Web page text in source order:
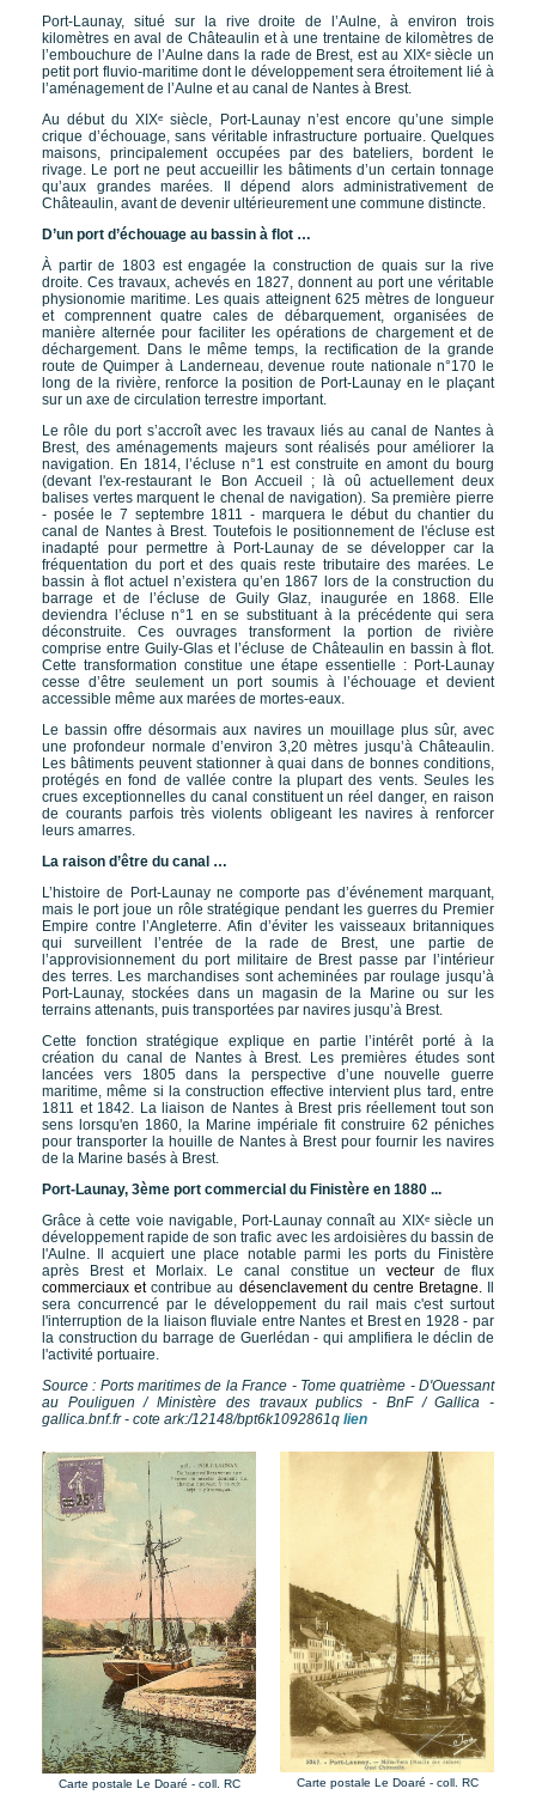
Port-Launay, situé sur la rive droite de l’Aulne, à environ trois
kilomètres en aval de Châteaulin et à une trentaine de kilomètres de
l’embouchure de l’Aulne dans la rade de Brest, est au XIXᵉ siècle un
petit port fluvio-maritime dont le développement sera étroitement lié à
l’aménagement de l’Aulne et au canal de Nantes à Brest.
Au début du XIXᵉ siècle, Port-Launay n’est encore qu’une simple
crique d’échouage, sans véritable infrastructure portuaire. Quelques
maisons, principalement occupées par des bateliers, bordent le
rivage. Le port ne peut accueillir les bâtiments d’un certain tonnage
qu’aux grandes marées. Il dépend alors administrativement de
Châteaulin, avant de devenir ultérieurement une commune distincte.
D’un port d’échouage au bassin à flot …
À partir de 1803 est engagée la construction de quais sur la rive
droite. Ces travaux, achevés en 1827, donnent au port une véritable
physionomie maritime. Les quais atteignent 625 mètres de longueur
et comprennent quatre cales de débarquement, organisées de
manière alternée pour faciliter les opérations de chargement et de
déchargement. Dans le même temps, la rectification de la grande
route de Quimper à Landerneau, devenue route nationale n°170 le
long de la rivière, renforce la position de Port-Launay en le plaçant
sur un axe de circulation terrestre important.
Le rôle du port s’accroît avec les travaux liés au canal de Nantes à
Brest, des aménagements majeurs sont réalisés pour améliorer la
navigation. En 1814, l’écluse n°1 est construite en amont du bourg
(devant l'ex-restaurant le Bon Accueil ; là oû actuellement deux
balises vertes marquent le chenal de navigation). Sa première pierre
- posée le 7 septembre 1811 - marquera le début du chantier du
canal de Nantes à Brest. Toutefois le positionnement de l'écluse est
inadapté pour permettre à Port-Launay de se développer car la
fréquentation du port et des quais reste tributaire des marées. Le
bassin à flot actuel n’existera qu’en 1867 lors de la construction du
barrage et de l’écluse de Guily Glaz, inaugurée en 1868. Elle
deviendra l’écluse n°1 en se substituant à la précédente qui sera
déconstruite. Ces ouvrages transforment la portion de rivière
comprise entre Guily-Glas et l’écluse de Châteaulin en bassin à flot.
Cette transformation constitue une étape essentielle : Port-Launay
cesse d’être seulement un port soumis à l’échouage et devient
accessible même aux marées de mortes-eaux.
Le bassin offre désormais aux navires un mouillage plus sûr, avec
une profondeur normale d’environ 3,20 mètres jusqu’à Châteaulin.
Les bâtiments peuvent stationner à quai dans de bonnes conditions,
protégés en fond de vallée contre la plupart des vents. Seules les
crues exceptionnelles du canal constituent un réel danger, en raison
de courants parfois très violents obligeant les navires à renforcer
leurs amarres.
La raison d’être du canal …
L’histoire de Port-Launay ne comporte pas d’événement marquant,
mais le port joue un rôle stratégique pendant les guerres du Premier
Empire contre l’Angleterre. Afin d’éviter les vaisseaux britanniques
qui surveillent l’entrée de la rade de Brest, une partie de
l’approvisionnement du port militaire de Brest passe par l’intérieur
des terres. Les marchandises sont acheminées par roulage jusqu’à
Port-Launay, stockées dans un magasin de la Marine ou sur les
terrains attenants, puis transportées par navires jusqu’à Brest.
Cette fonction stratégique explique en partie l’intérêt porté à la
création du canal de Nantes à Brest. Les premières études sont
lancées vers 1805 dans la perspective d’une nouvelle guerre
maritime, même si la construction effective intervient plus tard, entre
1811 et 1842. La liaison de Nantes à Brest pris réellement tout son
sens lorsqu'en 1860, la Marine impériale fit construire 62 péniches
pour transporter la houille de Nantes à Brest pour fournir les navires
de la Marine basés à Brest.
Port-Launay, 3ème port commercial du Finistère en 1880 ...
Grâce à cette voie navigable, Port-Launay connaît au XIXᵉ siècle un
développement rapide de son trafic avec les ardoisières du bassin de
l'Aulne. Il acquiert une place notable parmi les ports du Finistère
après Brest et Morlaix. Le canal constitue un vecteurde flux
commerciaux etcontribue au désenclavement du centre Bretagne.Il
sera concurrencé par le développement du rail mais c'est surtout
l'interruption de la liaison fluviale entre Nantes et Brest en 1928 - par
la construction du barrage de Guerlédan - qui amplifiera le déclin de
l'activité portuaire.
Source : Ports maritimes de la France - Tome quatrième - D'Ouessant
au Pouliguen / Ministère des travaux publics - BnF / Gallica -
gallica.bnf.fr - cote ark:/12148/bpt6k1092861q lien
Carte postale Le Doaré - coll. RC Carte postale Le Doaré - coll. RC